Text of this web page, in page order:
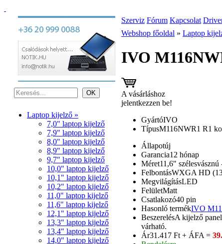
Laptop kijelző »
7,0" laptop kijelző
7,9" laptop kijelző
8,0" laptop kijelző
8,9" laptop kijelző
9,7" laptop kijelző
10,0" laptop kijelző
10,1" laptop kijelző
10,2" laptop kijelző
11,0" laptop kijelző
11,6" laptop kijelző
12,1" laptop kijelző
13,3" laptop kijelző
13,4" laptop kijelző
14,0" laptop kijelző
Szerviz Fórum Kapcsolat
Webshop főoldal » Laptop
IVO
A vásárláshoz
jelentkezzen be!
GyártóIVO
TípusM116NWR1 R1
Állapotúj
Garancia12 hónap
Méret11,6" szélesvásznú
FelbontásWXGA HD
MegvilágításLED
FelületMatt
Csatlakozó40 pin
Hasonló termékIVO
BeszerelésA kijelző
várható.
Ár31.417 Ft + ÁFA =